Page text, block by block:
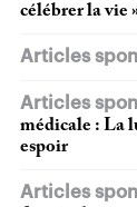
célébrer la vie
Articles
Articles
médicale : La
espoir
Articles